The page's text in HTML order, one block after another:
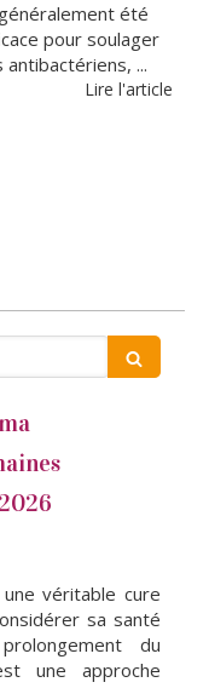
été
pour soulager
...
Lire l'article
véritable cure
sa santé
du
une approche